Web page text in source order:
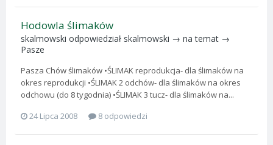
Hodowla ślimaków
skalmowski odpowiedział skalmowski → na temat →
Pasze
Pasza Chów ślimaków •ŚLIMAK reprodukcja- dla ślimaków na
okres reprodukcji •ŚLIMAK 2 odchów- dla ślimaków na okres
odchowu (do 8 tygodnia) •ŚLIMAK 3 tucz- dla ślimaków na...
24 Lipca 2008
8 odpowiedzi